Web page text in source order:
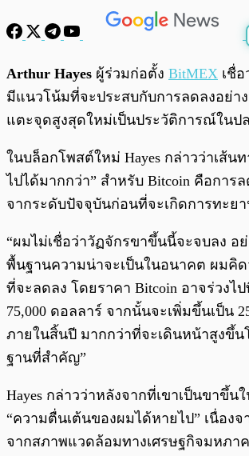
Arthur Hayes ผู้ร่วมก่อตั้ง BitMEX เชื่อ
มีแนวโน้มที่จะประสบกับการลดลงอย่า
แตะจุดสูงสุดใหม่เป็นประวัติการณ์ในป
ในบล็อกโพสต์ใหม่ Hayes กล่าวว่าเส้น
ไปได้มากกว่า” สำหรับ Bitcoin คือการ
จากระดับปัจจุบันก่อนที่จะเกิดการทะย
“ผมไม่เชื่อว่าวัฏจักรขาขึ้นนี้จะจบลง อ
พื้นฐานความน่าจะเป็นในอนาคต ผมคิด
ที่จะลดลง โดยราคา Bitcoin อาจร่วงไป
75,000 ดอลลาร์ จากนั้นจะเพิ่มขึ้นเป็น
ภายในสิ้นปี มากกว่าที่จะเดินหน้าสูงขึ้น
ฐานที่สำคัญ”
Hayes กล่าวว่าหลังจากที่เขาเป็นขาขึ้น
“ความตื่นเต้นของผมได้หายไป” เนื่อง
จากสภาพแวดล้อมทางเศรษฐกิจมหภา